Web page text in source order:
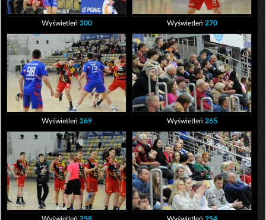
Wyświetleń 300 Wyświetleń 270
Wyświetleń 269 Wyświetleń 265